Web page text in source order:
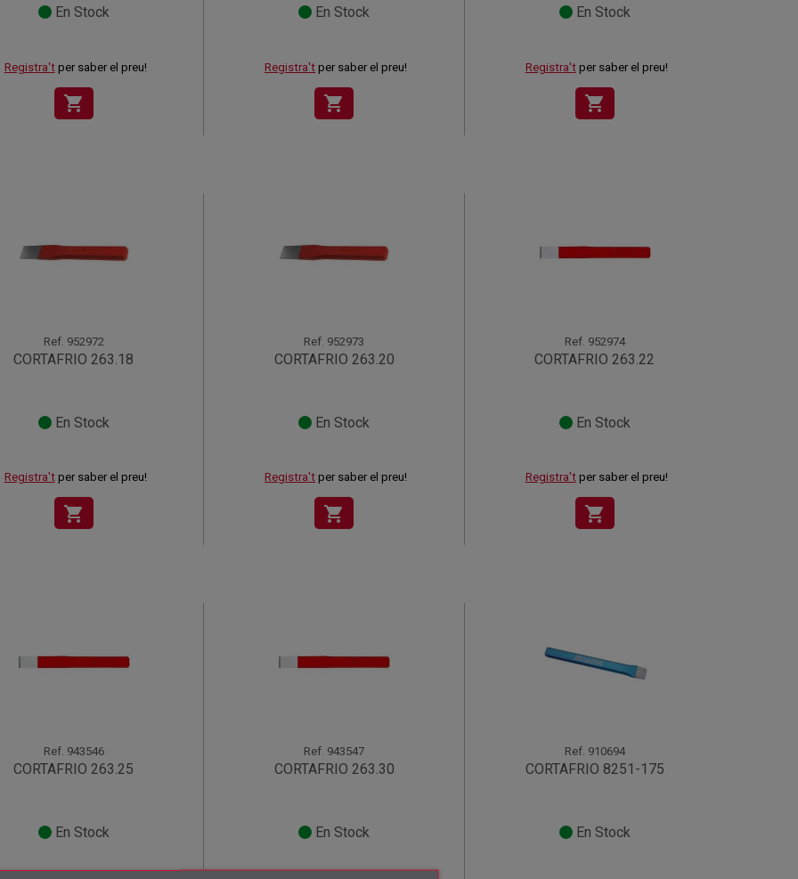
En Stock
Registra'tper saber el preu!
shopping_cart
En Stock
Registra't per saber el preu!
shopping_cart
En Stock
Registra'tper saber el preu!
shopping_cart
Ref. 952972
CORTAFRIO 263.18
En Stock
Registra'tper saber el preu!
shopping_cart
Ref. 952973
CORTAFRIO 263.20
En Stock
Registra't per saber el preu!
shopping_cart
Ref. 952974
CORTAFRIO 263.22
En Stock
Registra'tper saber el preu!
shopping_cart
Ref. 943546
CORTAFRIO 263.25
En Stock
Ref. 943547
CORTAFRIO 263.30
En Stock
Ref. 910694
CORTAFRIO 8251-175
En Stock